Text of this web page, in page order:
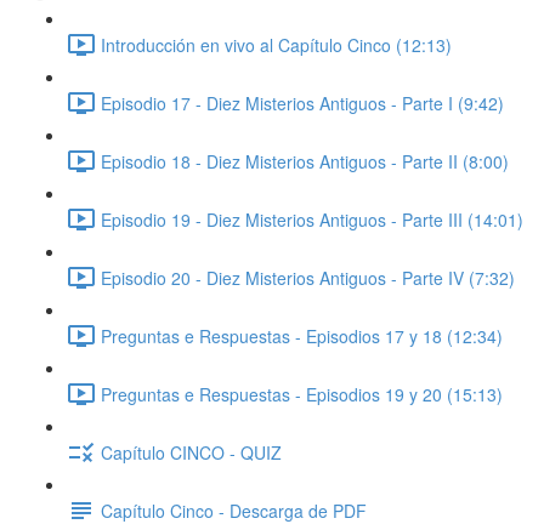
Introducción en vivo al Capítulo Cinco (12:13)
Episodio 17 - Diez Misterios Antiguos - Parte I (9:42)
Episodio 18 - Diez Misterios Antiguos - Parte II (8:00)
Episodio 19 - Diez Misterios Antiguos - Parte III (14:01)
Episodio 20 - Diez Misterios Antiguos - Parte IV (7:32)
Preguntas e Respuestas - Episodios 17 y 18 (12:34)
Preguntas e Respuestas - Episodios 19 y 20 (15:13)
Capítulo CINCO - QUIZ
Capítulo Cinco - Descarga de PDF